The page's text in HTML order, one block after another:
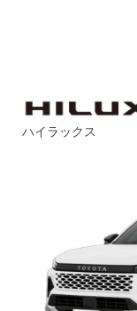
ハイラックス